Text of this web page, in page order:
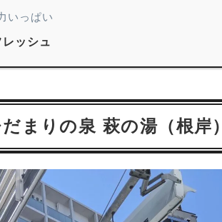
いっぱい
ッシュ
まりの泉 萩の湯（根岸）